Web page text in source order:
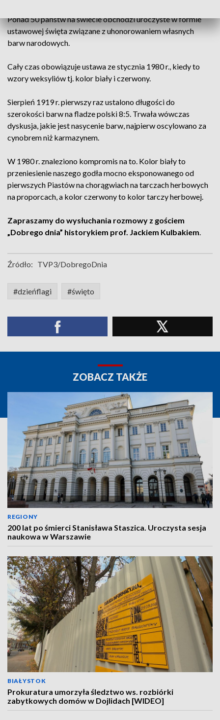
Ponad 50 państw na świecie obchodzi uroczyste w formie
ustawowej święta związane z uhonorowaniem własnych
barw narodowych.
Cały czas obowiązuje ustawa ze stycznia 1980 r., kiedy to
wzory weksyliów tj. kolor biały i czerwony.
Sierpień 1919 r. pierwszy raz ustalono długości do
szerokości barw na fladze polski 8:5. Trwała wówczas
dyskusja, jakie jest nasycenie barw, najpierw oscylowano za
cynobrem niż karmazynem.
W 1980 r. znaleziono kompromis na to. Kolor biały to
przeniesienie naszego godła mocno eksponowanego od
pierwszych Piastów na chorągwiach na tarczach herbowych
na proporcach, a kolor czerwony to kolor tarczy herbowej.
Zapraszamy do wysłuchania rozmowy z gościem
„Dobrego dnia” historykiem prof. Jackiem Kulbakiem.
Źródło: TVP3/DobregoDnia
#dzieńflagi #święto
ZOBACZ TAKŻE
REGIONY
200 lat po śmierci Stanisława Staszica. Uroczysta sesja
naukowa w Warszawie
BIAŁYSTOK
Prokuratura umorzyła śledztwo ws. rozbiórki
zabytkowych domów w Dojlidach [WIDEO]